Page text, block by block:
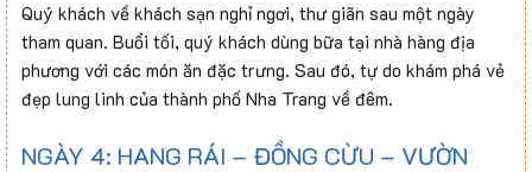
Quý khách về khách sạn nghỉ ngơi, thư giãn sau một ngày
tham quan. Buổi tối, quý khách dùng bữa tại nhà hàng địa
phương với các món ăn đặc trưng. Sau đó, tự do khám phá vẻ
đẹp lung linh của thành phố Nha Trang về đêm.
NGÀY 4: HANG RÁI – ĐỒNG CỪU – VƯỜN